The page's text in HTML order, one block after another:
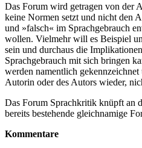
Das Forum wird getragen von der
keine Normen setzt und nicht den
und »falsch« im Sprachgebrauch
wollen. Vielmehr will es Beispiel
sein und durchaus die
Sprachgebrauch mit sich bringen
werden namentlich
Autorin oder des Autors wieder,
Das Forum Sprachkritik knüpft an
bereits bestehende gleichnamige
Kommentare